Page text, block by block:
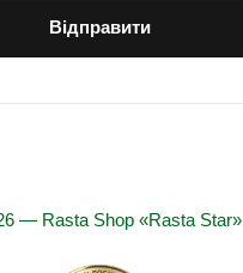
— Rasta Shop «Rasta Star»